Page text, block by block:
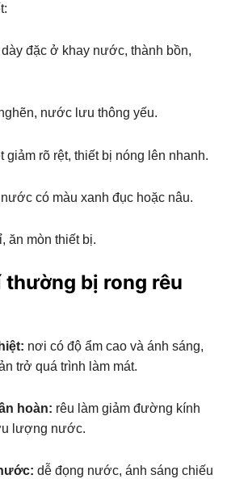
đặc ở khay nước, thành bồn,
nước lưu thông yếu.
giảm rõ rệt, thiết bị nóng lên nhanh.
có màu xanh đục hoặc nâu.
ăn mòn thiết bị.
thường bị rong rêu
nơi có độ ẩm cao và ánh sáng,
trở quá trình làm mát.
hoàn: rêu làm giảm đường kính
lượng nước.
dễ đọng nước, ánh sáng chiếu